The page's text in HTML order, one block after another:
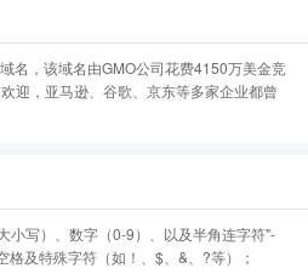
名，该域名由GMO公司花费4150万美金竞
迎，亚马逊、谷歌、京东等多家企业都曾
小写）、数字（0-9）、以及半角连字符"-
及特殊字符（如！、$、&、?等）；